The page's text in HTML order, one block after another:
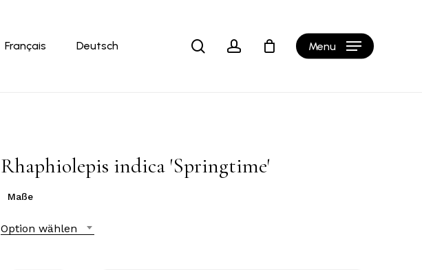
Français Deutsch searchaccount Menu Cart
Rhaphiolepis indica ′Springtime′
Maße
Option wählen